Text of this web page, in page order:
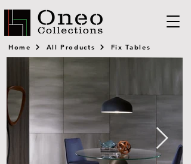
Home All Products Fix Tables